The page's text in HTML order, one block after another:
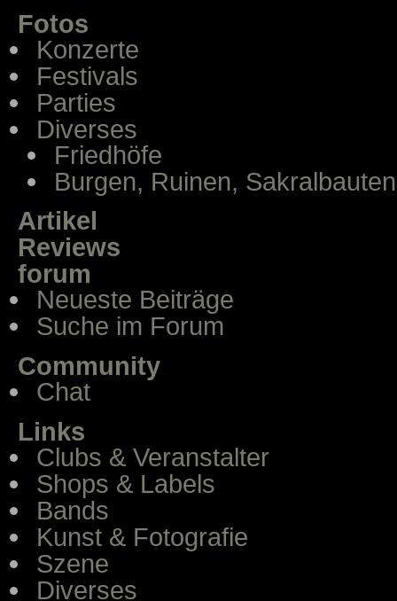
Fotos
Konzerte
Festivals
Parties
Diverses
Friedhöfe
Burgen, Ruinen, Sakralbauten
Artikel
Reviews
forum
Neueste Beiträge
Suche im Forum
Community
Chat
Links
Clubs & Veranstalter
Shops & Labels
Bands
Kunst & Fotografie
Szene
Diverses